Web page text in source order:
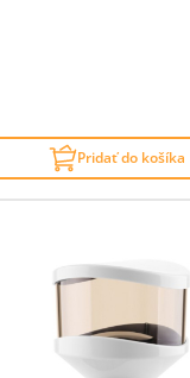
Pridať do košíka